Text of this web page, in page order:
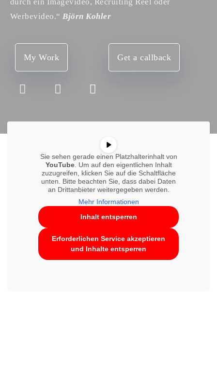
Werbevideo.“Björn Kohler
My Work Get a callback
Sie sehen gerade einen Platzhalterinhalt von
YouTube. Um auf den eigentlichen Inhalt
zuzugreifen, klicken Sie auf die Schaltfläche
unten. Bitte beachten Sie, dass dabei Daten
an Drittanbieter weitergegeben werden.
Mehr Informationen
Inhalt entsperren
Erforderlichen Service akzeptieren
und Inhalte entsperren